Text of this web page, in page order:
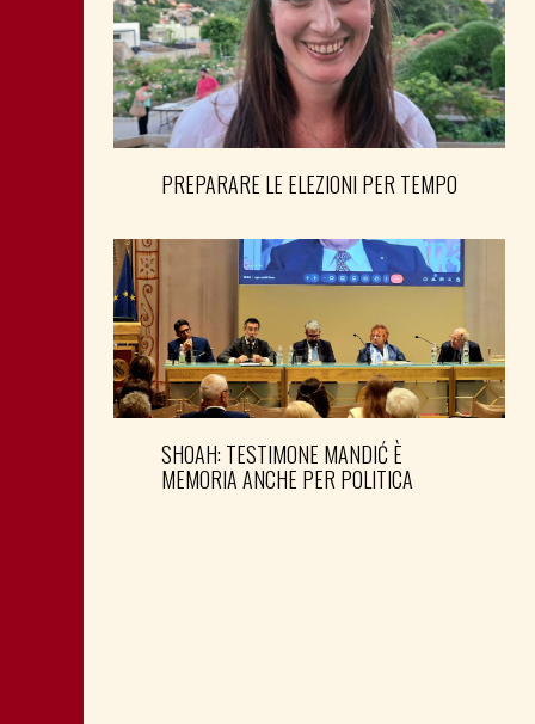
PREPARARE LE ELEZIONI PER TEMPO
SHOAH: TESTIMONE MANDIĆ È
MEMORIA ANCHE PER POLITICA